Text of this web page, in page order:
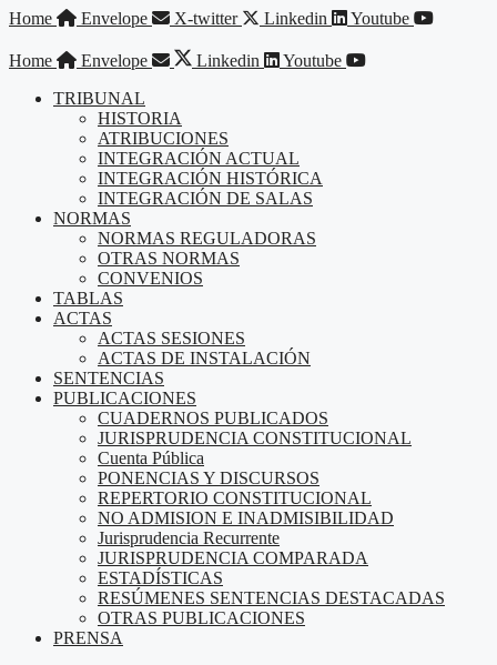
Saltar
contenido
Home Envelope X-twitter Linkedin Youtube
Home Envelope Linkedin
Youtube
TRIBUNAL
HISTORIA
ATRIBUCIONES
INTEGRACIÓN ACTUAL
INTEGRACIÓN HISTÓRICA
INTEGRACIÓN DE SALAS
NORMAS
NORMAS REGULADORAS
OTRAS NORMAS
CONVENIOS
TABLAS
ACTAS
ACTAS SESIONES
ACTAS DE INSTALACIÓN
SENTENCIAS
PUBLICACIONES
CUADERNOS PUBLICADOS
JURISPRUDENCIA CONSTITUCIONAL
Cuenta Pública
PONENCIAS Y DISCURSOS
REPERTORIO CONSTITUCIONAL
NO ADMISION E INADMISIBILIDAD
Jurisprudencia Recurrente
JURISPRUDENCIA COMPARADA
ESTADÍSTICAS
RESÚMENES SENTENCIAS DESTACADAS
OTRAS PUBLICACIONES
PRENSA